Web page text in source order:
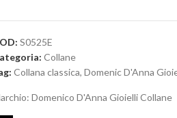
S0525E
Collane
Collana classica, Domenic D'Anna
Domenico D'Anna Gioielli Collane